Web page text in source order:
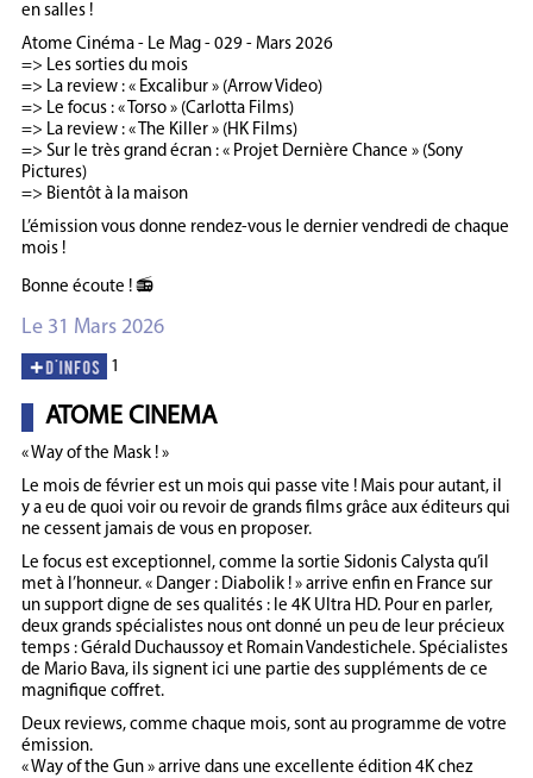
en salles !
Atome Cinéma - Le Mag - 029 - Mars 2026
=> Les sorties du mois
=> La review : « Excalibur » (Arrow Video)
=> Le focus : « Torso » (Carlotta Films)
=> La review : « The Killer » (HK Films)
=> Sur le très grand écran : « Projet Dernière Chance » (Sony
Pictures)
=> Bientôt à la maison
L’émission vous donne rendez-vous le dernier vendredi de chaque
mois !
Bonne écoute ! 📻
Le 31 Mars 2026
ATOME CINEMA
« Way of the Mask ! »
Le mois de février est un mois qui passe vite ! Mais pour autant, il
y a eu de quoi voir ou revoir de grands films grâce aux éditeurs qui
ne cessent jamais de vous en proposer.
Le focus est exceptionnel, comme la sortie Sidonis Calysta qu’il
met à l’honneur. « Danger : Diabolik ! » arrive enfin en France sur
un support digne de ses qualités : le 4K Ultra HD. Pour en parler,
deux grands spécialistes nous ont donné un peu de leur précieux
temps : Gérald Duchaussoy et Romain Vandestichele. Spécialistes
de Mario Bava, ils signent ici une partie des suppléments de ce
magnifique coffret.
Deux reviews, comme chaque mois, sont au programme de votre
émission.
« Way of the Gun » arrive dans une excellente édition 4K chez
1